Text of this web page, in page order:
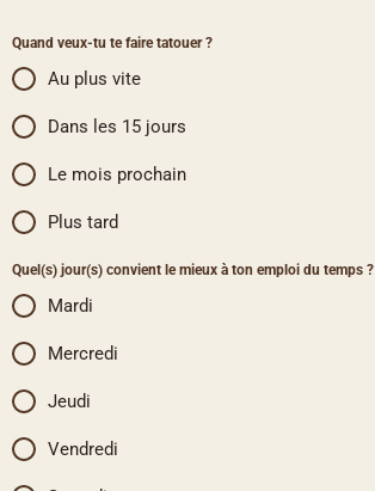
Quand veux-tu te faire tatouer ?
Au plus vite
Dans les 15 jours
Le mois prochain
Plus tard
Quel(s) jour(s) convient le mieux à ton emploi du temps ?
Mardi
Mercredi
Jeudi
Vendredi